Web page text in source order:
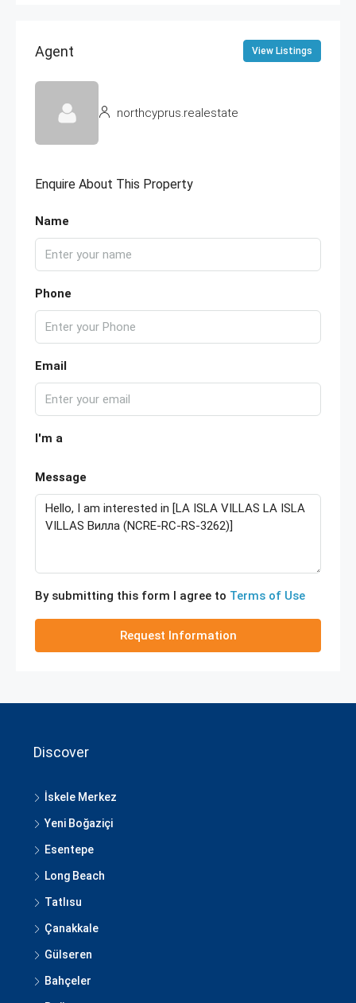
Agent View Listings
northcyprus.realestate
Enquire About This Property
Name
Phone
Email
I'm a
Message
By submitting this form I agree to Terms of Use
Request Information
Discover
İskele Merkez
Yeni Boğaziçi
Esentepe
Long Beach
Tatlısu
Çanakkale
Gülseren
Bahçeler